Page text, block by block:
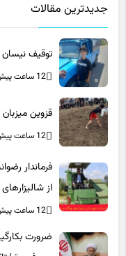
12 ساعت پیش
12 ساعت پیش
از
12 ساعت پیش
ضرورت
مصرف برق/